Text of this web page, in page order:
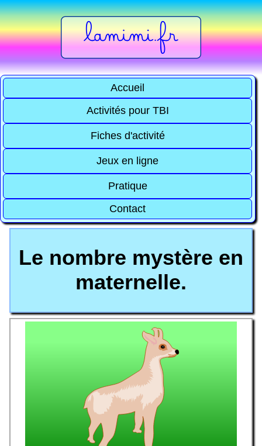
Accueil
Activités pour TBI
Fiches d'activité
Jeux en ligne
Pratique
Contact
Le nombre mystère en
maternelle.